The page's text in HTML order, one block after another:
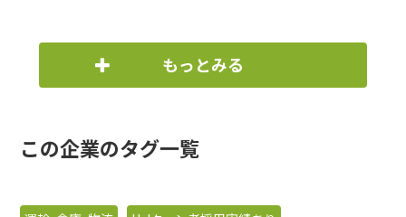
もっとみる
この企業のタグ一覧